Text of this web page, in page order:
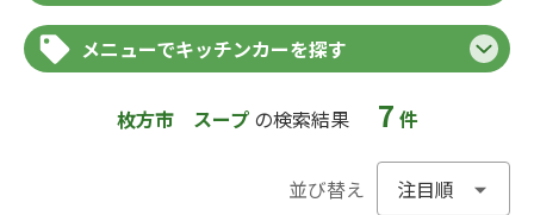
メニューでキッチンカーを探す
枚方市 スープの検索結果 7 件
並び替え